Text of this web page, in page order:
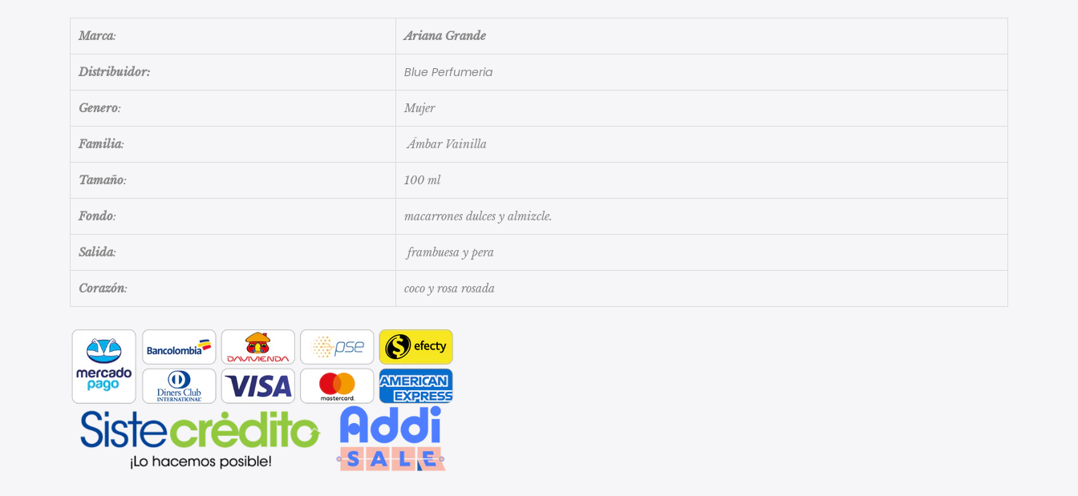
Marca: Ariana Grande
Distribuidor: Blue Perfumeria
Genero: Mujer
Familia: Ámbar Vainilla
Tamaño: 100 ml
Fondo: macarrones dulces y almizcle.
Salida: frambuesa y pera
Corazón: coco y rosa rosada